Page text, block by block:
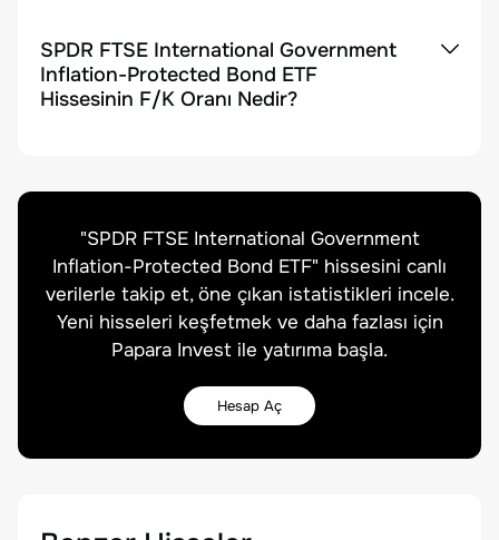
SPDR FTSE International Government
Inflation-Protected Bond ETF
Hissesinin F/K Oranı Nedir?
"SPDR FTSE International Government
Inflation-Protected Bond ETF" hissesini canlı
verilerle takip et, öne çıkan istatistikleri incele.
Yeni hisseleri keşfetmek ve daha fazlası için
Papara Invest ile yatırıma başla.
Hesap Aç